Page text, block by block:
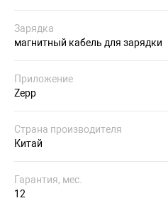
Зарядка
магнитный кабель для зарядки
Приложение
Zepp
Страна производителя
Китай
Гарантия, мес.
12